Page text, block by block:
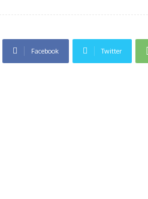
Facebook Twitter